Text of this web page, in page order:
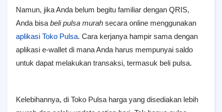
Namun, jika Anda belum begitu familiar dengan QRIS,
Anda bisa beli pulsa murah secara online menggunakan
aplikasi Toko Pulsa. Cara kerjanya hampir sama dengan
aplikasi e-wallet di mana Anda harus mempunyai saldo
untuk dapat melakukan transaksi, termasuk beli pulsa.
Kelebihannya, di Toko Pulsa harga yang disediakan lebih